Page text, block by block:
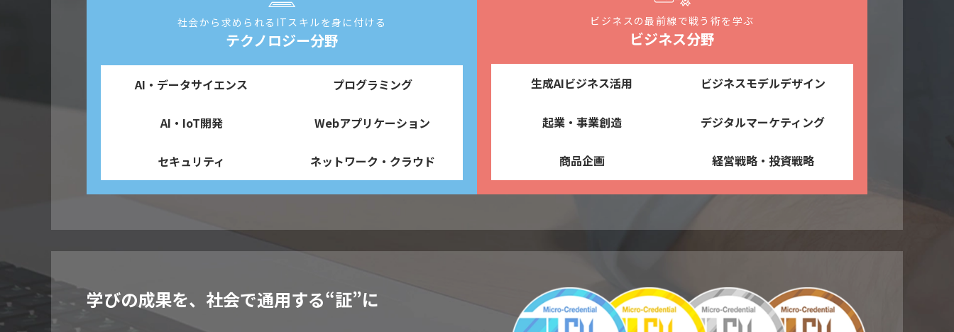
社会から求められる ITスキルを身に付ける
テクノロジー分野
AI・データサイエンス プログラミング
AI・IoT開発 Webアプリケーション
セキュリティ ネットワーク・クラウド
ビジネスの最前線で戦う術を学ぶ
ビジネス分野
生成AIビジネス活用 ビジネスモデルデザイン
起業・事業創造 デジタルマーケティング
商品企画 経営戦略・投資戦略
学びの成果を、 社会で通用する“証”に